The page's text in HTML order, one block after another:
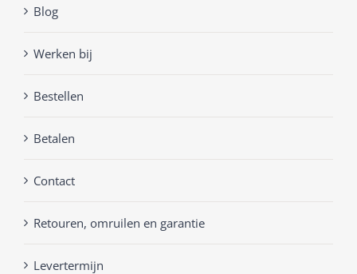
Blog
Werken bij
Bestellen
Betalen
Contact
Retouren, omruilen en garantie
Levertermijn